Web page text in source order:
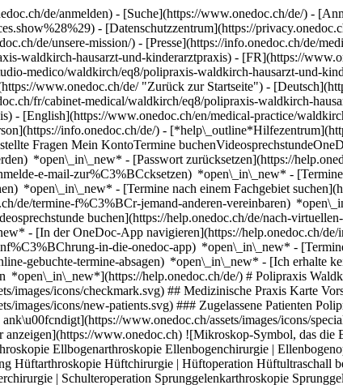
de/anmelden) - [Suche](https://www.onedoc.ch/de/) -
- [Datenschutzzentrum](https://
de/unsere-mission/) - [Presse](https://info.onedoc.ch/de/
waldkirch-hausarzt-und-kinderarztpraxis) - [FR](https://
medico/waldkirch/eq8/polipraxis-waldkirch-hausarzt-und-
www.onedoc.ch/de/ "Zurück zur Startseite") -
fr/cabinet-medical/waldkirch/eq8/polipraxis-waldkirch-
- [English](https://www.onedoc.ch/en/medical-practice/
info.onedoc.ch/de/) -
Fragen Mein KontoTermine
*open\_in\_new* - [Passwort zurücksetzen](https://
e-mail-zur%C3%BCcksetzen) *open\_in\_new* -
*open\_in\_new* - [Termine nach einem Fachgebiet
de/termine-f%C3%BCr-jemand-anderen-vereinbaren)
buchen](https://help.onedoc.ch/de/nach-
- [In der OneDoc-App navigieren](https://help.onedoc.ch/
in-die-onedoc-app) *open\_in\_new* - [Termine verwalten](https://help.onedoc.ch/de/termine-verwalten) *open\_in\_new* - [Termine absagen](https://help.onedoc.ch/de/online-gebuchte-termine-absagen) *open\_in\_new* - [Ich erhalte keine Terminbestätigung](https://help.onedoc.ch/de/ich-erhalte-keine-terminbest%C3%A4tigung) *open\_in\_new* [Alle unsere Artikel anzeigen *open\_in\_new*](https://help.onedoc.ch/de/) # Polipraxis Waldkirch (Hausarzt- und Kinderarztpraxis) ![Abzeichen, das ein verifiziertes Profil kennzeichnet](https://www.onedoc.ch/assets/images/icons/checkmark.svg) ## Medizinische Praxis Karte Vorstellung Team ![Patient mit Pluszeichen, der anzeigt, dass neue Patienten angenommen werden](https://www.onedoc.ch/assets/images/icons/new-patients.svg) ### Zugelassene Patienten Polipraxis Waldkirch (Hausarzt- und Kinderarztpraxis) akzeptiert neue Patienten ![Aktenkoffer-